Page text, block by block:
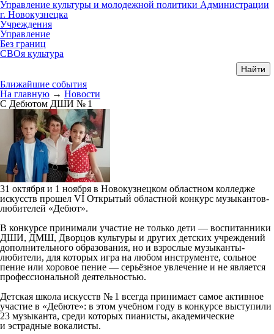
Управление культуры и молодежной политики Администрации
г. Новокузнецка
Учреждения
Управление
Без границ
СВОя культура
Ближайшие события
На главную → Новости
С Дебютом ДШИ № 1
31 октября и 1 ноября в Новокузнецком областном колледже
искусств прошел VI Открытый областной конкурс музыкантов-
любителей «Дебют».
В конкурсе принимали участие не только дети — воспитанники
ДШИ, ДМШ, Дворцов культуры и других детских учреждений
дополнительного образования, но и взрослые музыканты-
любители, для которых игра на любом инструменте, сольное
пение или хоровое пение — серьёзное увлечение и не является
профессиональной деятельностью.
Детская школа искусств № 1 всегда принимает самое активное
участие в «Дебюте»: в этом учебном году в конкурсе выступили
23 музыканта, среди которых пианисты, академические
и эстрадные вокалисты.